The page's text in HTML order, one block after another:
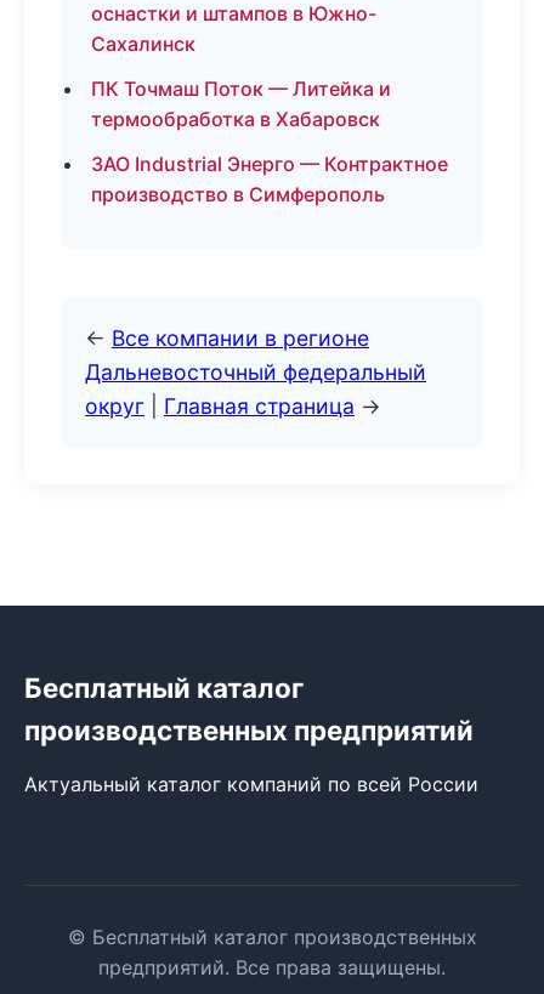
оснастки и штампов в Южно-
Сахалинск
ПК Точмаш Поток — Литейка и
термообработка в Хабаровск
ЗАО Industrial Энерго — Контрактное
производство в Симферополь
← Все компании в регионе
Дальневосточный федеральный
округ
Главная страница →
Бесплатный каталог
производственных предприятий
Актуальный каталог компаний по всей России
© Бесплатный каталог производственных
предприятий. Все права защищены.